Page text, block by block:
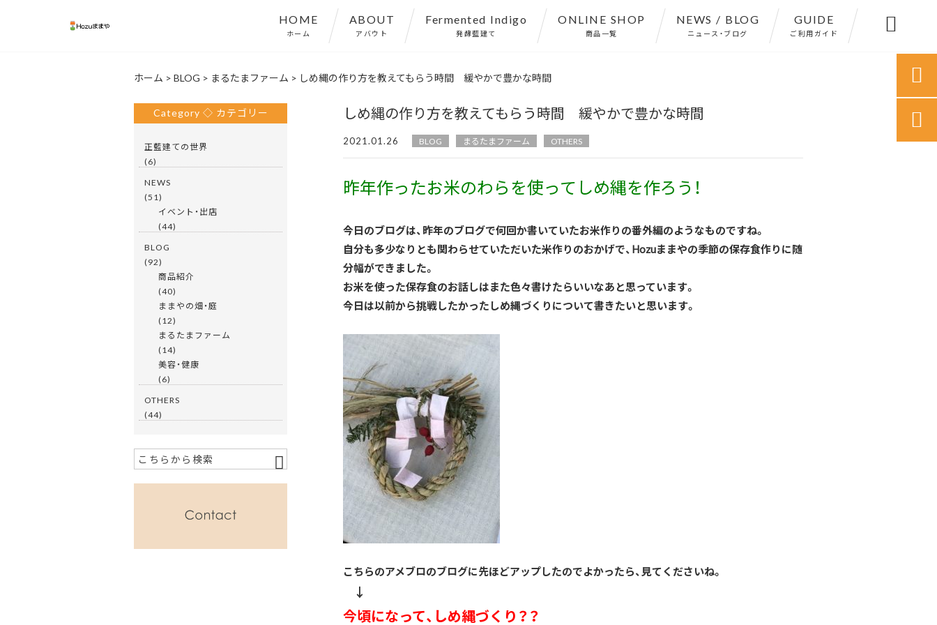
HOME
ホーム
ABOUT
アバウト
Fermented Indigo
発酵藍建て
ONLINE SHOP
商品一覧
NEWS / BLOG
ニュース・ブログ
GUIDE
ご利用ガイド 
ホーム > BLOG > まるたまファーム > しめ縄の作り方を教えてもらう時間 緩やかで豊かな時間
しめ縄の作り方を教えてもらう時間 緩やかで豊かな時間
2021.01.26 BLOG まるたまファーム OTHERS
昨年作ったお米のわらを使ってしめ縄を作ろう！
今日のブログは、昨年のブログで何回か書いていたお米作りの番外編のようなものですね。
自分も多少なりとも関わらせていただいた米作りのおかげで、Hozuままやの季節の保存食作りに随
分幅ができました。
お米を使った保存食のお話しはまた色々書けたらいいなあと思っています。
今日は以前から挑戦したかったしめ縄づくりについて書きたいと思います。
こちらのアメブロのブログに先ほどアップしたのでよかったら、見てくださいね。
↓
今頃になって、しめ縄づくり？？
Category ◇ カテゴリー
正藍建ての世界
(6)
NEWS
(51)
イベント・出店
(44)
BLOG
(92)
商品紹介
(40)
ままやの畑・庭
(12)
まるたまファーム
(14)
美容・健康
(6)
OTHERS
(44)

